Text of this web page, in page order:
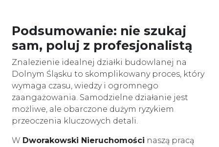
Podsumowanie: nie szukaj
sam, poluj z profesjonalistą
Znalezienie idealnej działki budowlanej na
Dolnym Śląsku to skomplikowany proces, który
wymaga czasu, wiedzy i ogromnego
zaangażowania. Samodzielne działanie jest
możliwe, ale obarczone dużym ryzykiem
przeoczenia kluczowych detali.
W Dworakowski Nieruchomości naszą pracą